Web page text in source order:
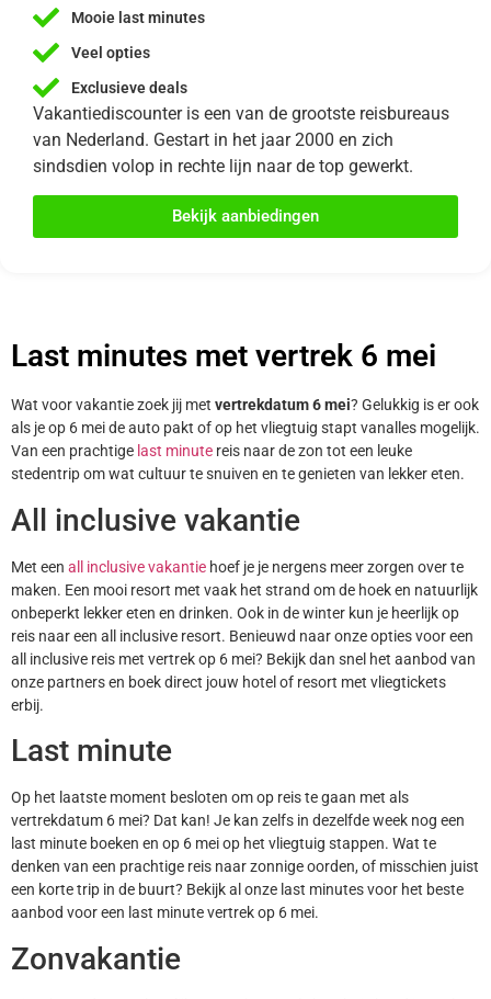
Mooie last minutes
Veel opties
Exclusieve deals
Vakantiediscounter is een van de grootste reisbureaus
van Nederland. Gestart in het jaar 2000 en zich
sindsdien volop in rechte lijn naar de top gewerkt.
Bekijk aanbiedingen
Last minutes met vertrek 6 mei
Wat voor vakantie zoek jij met vertrekdatum 6 mei? Gelukkig is er ook
als je op 6 mei de auto pakt of op het vliegtuig stapt vanalles mogelijk.
Van een prachtige last minute reis naar de zon tot een leuke
stedentrip om wat cultuur te snuiven en te genieten van lekker eten.
All inclusive vakantie
Met een all inclusive vakantie hoef je je nergens meer zorgen over te
maken. Een mooi resort met vaak het strand om de hoek en natuurlijk
onbeperkt lekker eten en drinken. Ook in de winter kun je heerlijk op
reis naar een all inclusive resort. Benieuwd naar onze opties voor een
all inclusive reis met vertrek op 6 mei? Bekijk dan snel het aanbod van
onze partners en boek direct jouw hotel of resort met vliegtickets
erbij.
Last minute
Op het laatste moment besloten om op reis te gaan met als
vertrekdatum 6 mei? Dat kan! Je kan zelfs in dezelfde week nog een
last minute boeken en op 6 mei op het vliegtuig stappen. Wat te
denken van een prachtige reis naar zonnige oorden, of misschien juist
een korte trip in de buurt? Bekijk al onze last minutes voor het beste
aanbod voor een last minute vertrek op 6 mei.
Zonvakantie